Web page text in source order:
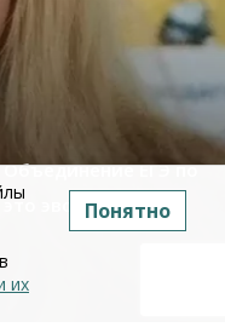
ЕГЭ по
эволюция, а не
их
Понятно